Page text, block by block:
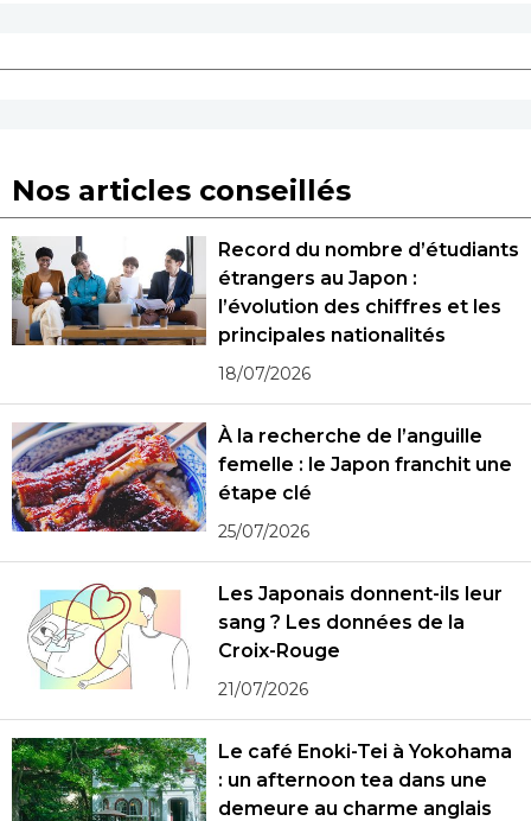
Nos articles conseillés
Record du nombre d’étudiants
étrangers au Japon :
l’évolution des chiffres et les
principales nationalités
18/07/2026
À la recherche de l’anguille
femelle : le Japon franchit une
étape clé
25/07/2026
Les Japonais donnent-ils leur
sang ? Les données de la
Croix-Rouge
21/07/2026
Le café Enoki-Tei à Yokohama
: un afternoon tea dans une
demeure au charme anglais